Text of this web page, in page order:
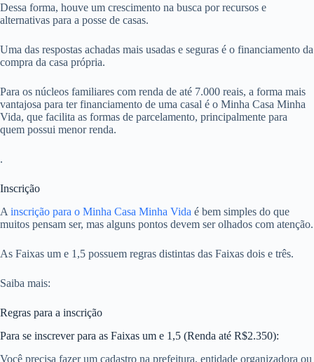
Dessa forma, houve um crescimento na busca por recursos e
alternativas para a posse de casas.
Uma das respostas achadas mais usadas e seguras é o financiamento da
compra da casa própria.
Para os núcleos familiares com renda de até 7.000 reais, a forma mais
vantajosa para ter financiamento de uma casal é o Minha Casa Minha
Vida, que facilita as formas de parcelamento, principalmente para
quem possui menor renda.
.
Inscrição
A inscrição para o Minha Casa Minha Vida é bem simples do que
muitos pensam ser, mas alguns pontos devem ser olhados com atenção.
As Faixas um e 1,5 possuem regras distintas das Faixas dois e três.
Saiba mais:
Regras para a inscrição
Para se inscrever para as Faixas um e 1,5 (Renda até R$2.350):
Você precisa fazer um cadastro na prefeitura, entidade organizadora ou